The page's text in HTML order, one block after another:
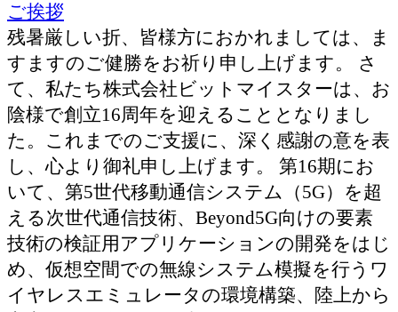
ご挨拶
残暑厳しい折、皆様方におかれましては、ま
すますのご健勝をお祈り申し上げます。 さ
て、私たち株式会社ビットマイスターは、お
陰様で創立16周年を迎えることとなりまし
た。これまでのご支援に、深く感謝の意を表
し、心より御礼申し上げます。 第16期にお
いて、第5世代移動通信システム（5G）を超
える次世代通信技術、Beyond5G向けの要素
技術の検証用アプリケーションの開発をはじ
め、仮想空間での無線システム模擬を行うワ
イヤレスエミュレータの環境構築、陸上から